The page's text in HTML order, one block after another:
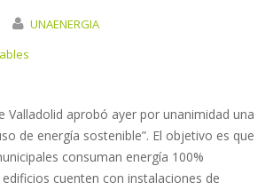
UNAENERGIA
Valladolid aprobó ayer por unanimidad una
de energía sostenible”. El objetivo es que
consuman energía 100%
cuenten con instalaciones de